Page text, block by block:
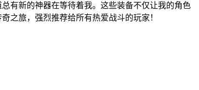
有新的神器在等待着我。这些装备不仅让我的角色
之旅，强烈推荐给所有热爱战斗的玩家！